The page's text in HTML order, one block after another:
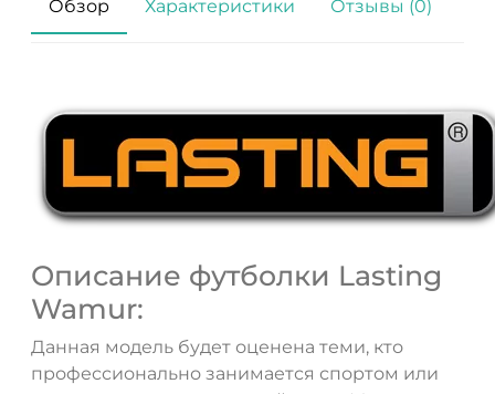
Обзор Характеристики Отзывы (0)
Описание футболки Lasting
Wamur:
Данная модель будет оценена теми, кто
профессионально занимается спортом или